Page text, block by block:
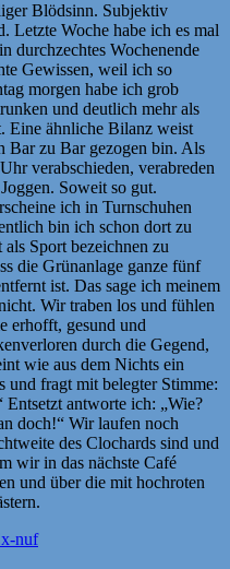
Blödsinn. Subjektiv
Letzte Woche habe ich es mal
durchzechtes Wochenende
Gewissen, weil ich so
morgen habe ich grob
und deutlich mehr als
Eine ähnliche Bilanz weist
Bar zu Bar gezogen bin. Als
verabschieden, verabreden
Soweit so gut.
ich in Turnschuhen
bin ich schon dort zu
Sport bezeichnen zu
die Grünanlage ganze fünf
ist. Das sage ich meinem
Wir traben los und fühlen
erhofft, gesund und
durch die Gegend,
wie aus dem Nichts ein
und fragt mit belegter Stimme:
antworte ich: „Wie?
doch!“ Wir laufen noch
des Clochards sind und
wir in das nächste Café
und über die mit hochroten
nuf